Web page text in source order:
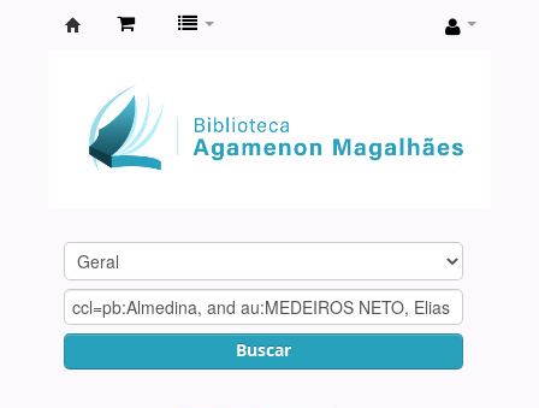
Agamenon
Magalhães
Buscar